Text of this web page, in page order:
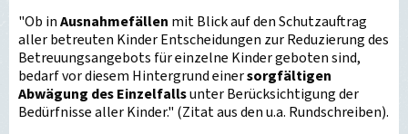
"Ob inAusnahmefällen mit Blick auf den Schutzauftrag
aller betreuten Kinder Entscheidungen zur Reduzierung des
Betreuungsangebots für einzelne Kinder geboten sind,
bedarf vor diesem Hintergrund einersorgfältigen
Abwägung des Einzelfallsunter Berücksichtigung der
Bedürfnisse aller Kinder." (Zitat aus den u.a. Rundschreiben).